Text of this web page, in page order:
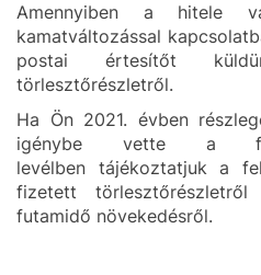
Amennyiben a hitele
kamatváltozással
postai értesítőt
törlesztőrészletről.
Ha Ön 2021. évben
igénybe vette a
levélben tájékoztatjuk a
fizetett
futamidő növekedésről.